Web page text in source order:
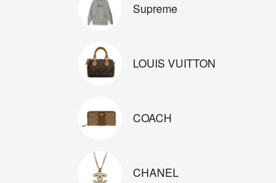
Supreme
LOUIS VUITTON
COACH
CHANEL